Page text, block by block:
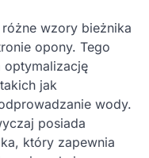
wzory bieżnika
opony. Tego
optymalizację
jak
wody.
posiada
który zapewnia